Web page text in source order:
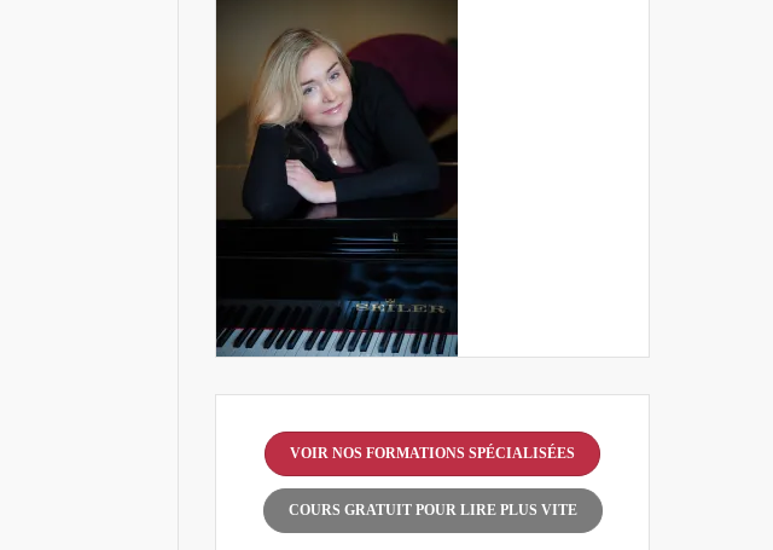
VOIR NOS FORMATIONS SPÉCIALISÉES
COURS GRATUIT POUR LIRE PLUS VITE